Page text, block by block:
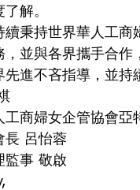
解。
續秉持世界華人工商
，並與各界攜手合作
先進不吝指導，並持
工商婦女企管協會亞
長 呂怡蓉
監事 敬啟